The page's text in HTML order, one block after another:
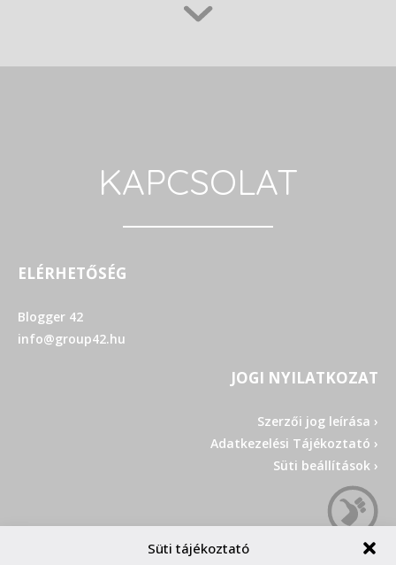
Süti tájékoztató
KAPCSOLAT
ELÉRHETŐSÉG
Blogger 42
info@group42.hu
JOGI NYILATKOZAT
Szerzői jog leírása ›
Adatkezelési Tájékoztató ›
Süti beállítások ›